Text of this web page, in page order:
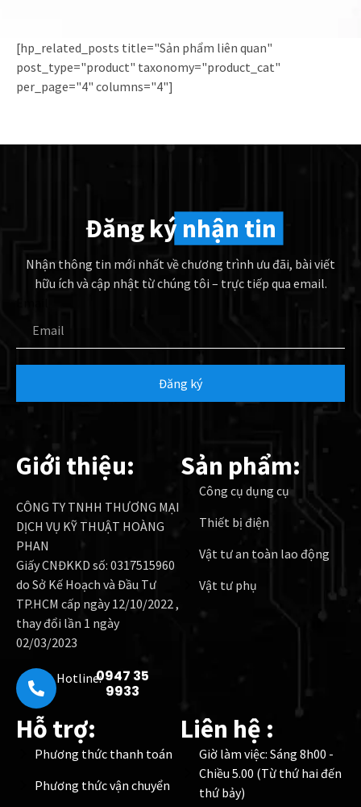
[hp_related_posts title="Sản phẩm liên quan"
post_type="product" taxonomy="product_cat"
per_page="4" columns="4"]
Đăng ký nhận tin
Nhận thông tin mới nhất về chương trình ưu đãi, bài viết
hữu ích và cập nhật từ chúng tôi – trực tiếp qua email.
Đăng ký
Giới thiệu:
CÔNG TY TNHH THƯƠNG MẠI
DỊCH VỤ KỸ THUẬT HOÀNG
PHAN
Giấy CNĐKKD số: 0317515960
do Sở Kế Hoạch và Đầu Tư
TP.HCM cấp ngày 12/10/2022 ,
thay đổi lần 1 ngày
02/03/2023
Hotline:0947 35
9933
Sản phẩm:
Công cụ dụng cụ
Thiết bị điện
Vật tư an toàn lao động
Vật tư phụ
Hỗ trợ:
Phương thức thanh toán
Phương thức vận chuyển
Liên hệ :
Giờ làm việc: Sáng 8h00 -
Chiều 5.00 (Từ thứ hai đến
thứ bảy)